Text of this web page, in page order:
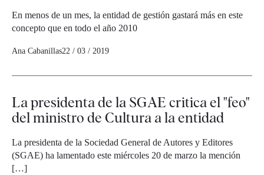
En menos de un mes, la entidad de gestión gastará más en este
concepto que en todo el año 2010
Ana Cabanillas22 / 03 / 2019
La presidenta de la SGAE critica el "feo"
del ministro de Cultura a la entidad
La presidenta de la Sociedad General de Autores y Editores
(SGAE) ha lamentado este miércoles 20 de marzo la mención
[…]